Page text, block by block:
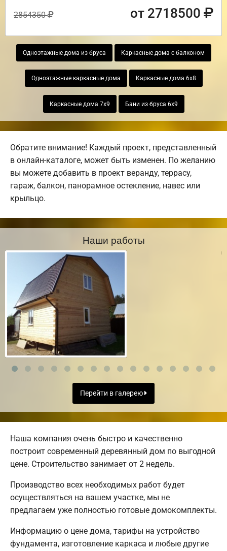
2854350 от 2718500
Одноэтажные дома из бруса Каркасные дома с балконом
Одноэтажные каркасные дома Каркасные дома 6х8
Каркасные дома 7х9 Бани из бруса 6х9
Обратите внимание! Каждый проект, представленный
в онлайн-каталоге, может быть изменен. По желанию
вы можете добавить в проект веранду, террасу,
гараж, балкон, панорамное остекление, навес или
крыльцо.
Наши работы
Перейти в галерею
Наша компания очень быстро и качественно
построит современный деревянный дом по выгодной
цене. Строительство занимает от 2 недель.
Производство всех необходимых работ будет
осуществляться на вашем участке, мы не
предлагаем уже полностью готовые домокомплекты.
Информацию о цене дома, тарифы на устройство
фундамента, изготовление каркаса и любые другие